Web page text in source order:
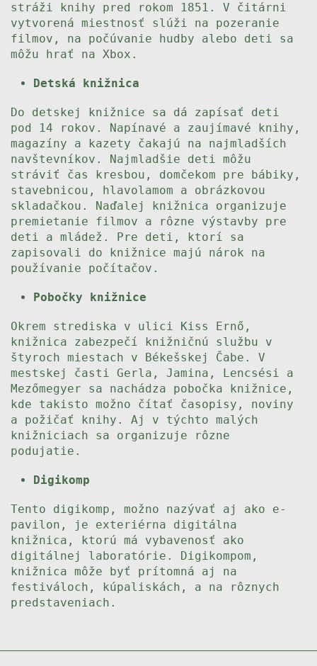
stráži knihy pred rokom 1851. V čitárni
vytvorená miestnosť slúži na pozeranie
filmov, na počúvanie hudby alebo deti sa
môžu hrať na Xbox.
Detská knižnica
Do detskej knižnice sa dá zapísať deti
pod 14 rokov. Napínavé a zaujímavé knihy,
magazíny a kazety čakajú na najmladších
navštevníkov. Najmladšie deti môžu
stráviť čas kresbou, domčekom pre bábiky,
stavebnicou, hlavolamom a obrázkovou
skladačkou. Naďalej knižnica organizuje
premietanie filmov a rôzne výstavby pre
deti a mládež. Pre deti, ktorí sa
zapisovali do knižnice majú nárok na
používanie počítačov.
Pobočky knižnice
Okrem strediska v ulici Kiss Ernő,
knižnica zabezpečí knižničnú službu v
štyroch miestach v Békešskej Čabe. V
mestskej časti Gerla, Jamina, Lencsési a
Mezőmegyer sa nachádza pobočka knižnice,
kde takisto možno čítať časopisy, noviny
a požičať knihy. Aj v týchto malých
knižniciach sa organizuje rôzne
podujatie.
Digikomp
Tento digikomp, možno nazývať aj ako e-
pavilon, je exteriérna digitálna
knižnica, ktorú má vybavenosť ako
digitálnej laboratórie. Digikompom,
knižnica môže byť prítomná aj na
festiváloch, kúpaliskách, a na rôznych
predstaveniach.